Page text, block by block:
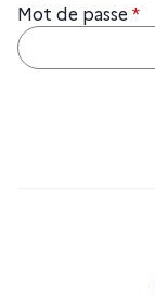
Mot de passe *